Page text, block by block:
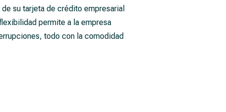
su tarjeta de crédito empresarial
permite a la empresa
todo con la comodidad